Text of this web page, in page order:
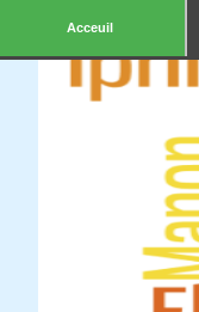
Acceuil